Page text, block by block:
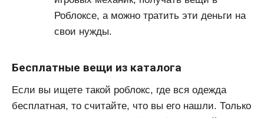
Роблоксе, а можно тратить эти деньги на
свои нужды.
Бесплатные вещи из каталога
Если вы ищете такой роблокс, где вся одежда
бесплатная, то считайте, что вы его нашли. Только